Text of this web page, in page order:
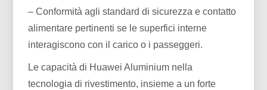
– Conformità agli standard di sicurezza e contatto
alimentare pertinenti se le superfici interne
interagiscono con il carico o i passeggeri.
Le capacità di Huawei Aluminium nella
tecnologia di rivestimento, insieme a un forte